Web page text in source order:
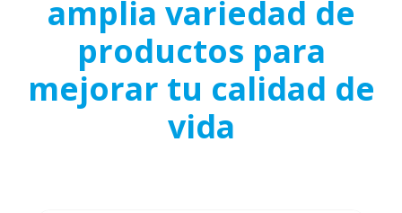
amplia variedad de
productos para
mejorar tu calidad de
vida